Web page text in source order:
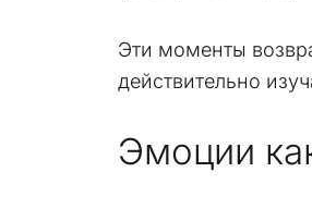
Эти моменты
действительно
Эмоции